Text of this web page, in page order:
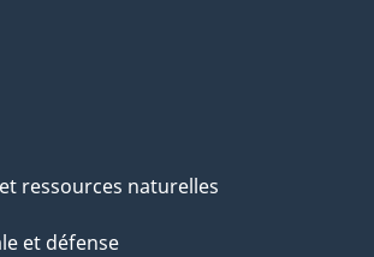
ressources naturelles
et défense